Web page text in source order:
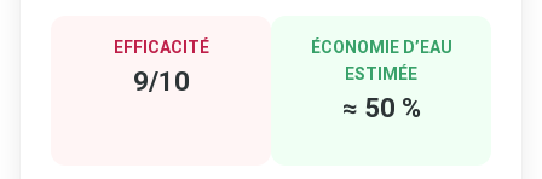
EFFICACITÉ
9/10
ÉCONOMIE D’EAU
ESTIMÉE
≈ 50 %